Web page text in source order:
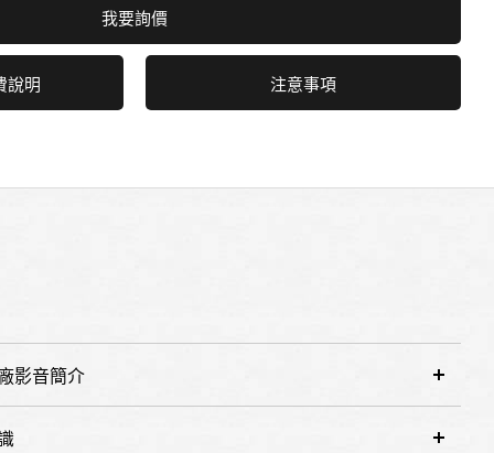
我要詢價
說明 注意事項
影音簡介